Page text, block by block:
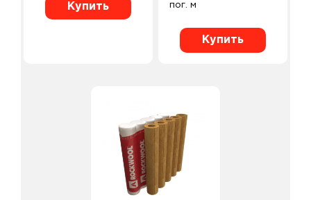
Купить
пог. м
Купить